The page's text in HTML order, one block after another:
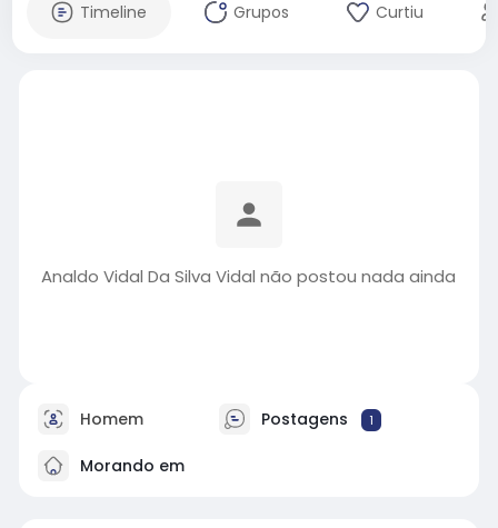
Timeline Grupos Curtiu
Analdo Vidal Da Silva Vidal não postou nada ainda
Homem Postagens 1
Morando em